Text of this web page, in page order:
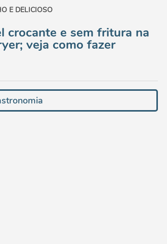
E DELICIOSO
crocante e sem fritura na
veja como fazer